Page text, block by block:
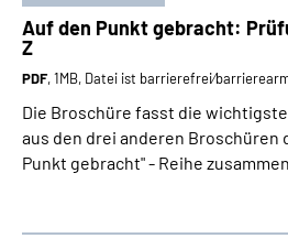
Auf den Punkt gebracht:
Z
PDF, 1MB, Datei ist
Die Broschüre fasst die
aus den drei anderen Broschüren
Punkt gebracht" - Reihe zusammen.